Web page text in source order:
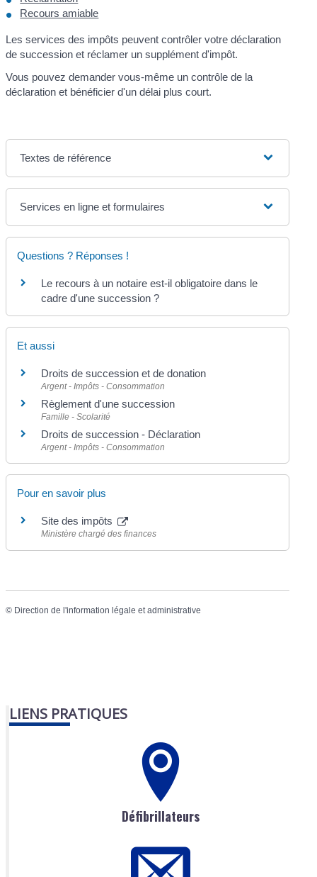
Recours amiable
Les services des impôts peuvent contrôler votre déclaration
de succession et réclamer un supplément d'impôt.
Vous pouvez demander vous-même un contrôle de la
déclaration et bénéficier d'un délai plus court.
Textes de référence
Services en ligne et formulaires
Questions ? Réponses !
Le recours à un notaire est-il obligatoire dans le
cadre d'une succession ?
Et aussi
Droits de succession et de donation
Argent - Impôts - Consommation
Règlement d'une succession
Famille - Scolarité
Droits de succession - Déclaration
Argent - Impôts - Consommation
Pour en savoir plus
Site des impôts
Ministère chargé des finances
© Direction de l'information légale et administrative
LIENS PRATIQUES
Défibrillateurs